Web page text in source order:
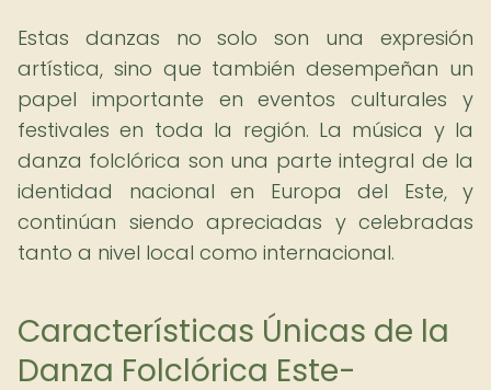
Estas danzas no solo son una expresión
artística, sino que también desempeñan un
papel importante en eventos culturales y
festivales en toda la región. La música y la
danza folclórica son una parte integral de la
identidad nacional en Europa del Este, y
continúan siendo apreciadas y celebradas
tanto a nivel local como internacional.
Características Únicas de la
Danza Folclórica Este-